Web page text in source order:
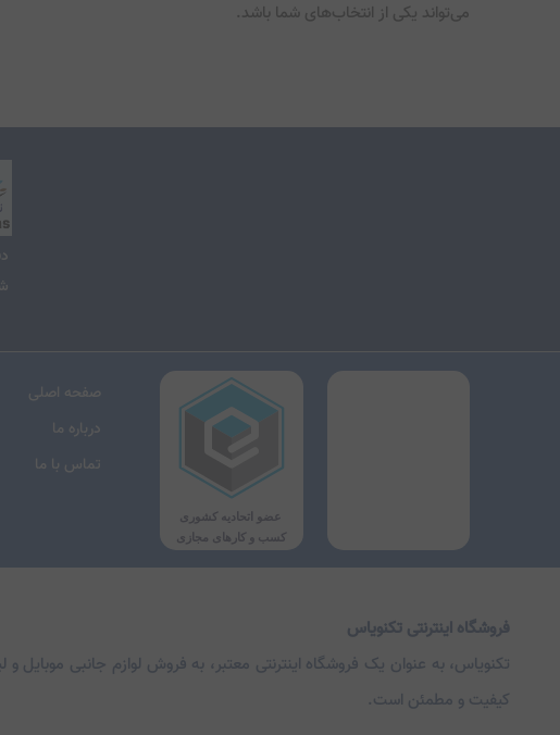
می‌تواند یکی از انتخاب‌های شما باشد.
صفحه اصلی
درباره ما
تماس با ما
فروشگاه اینترنتی تکنویاس
تکنویاس، به عنوان یک فروشگاه اینترنتی معتبر، به فروش لوازم جانبی
کیفیت و مطمئن است.